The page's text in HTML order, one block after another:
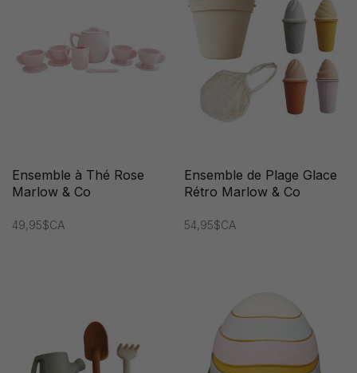
Ensemble à Thé Rose
Marlow & Co
49,95$CA
Ensemble de Plage Glace
Rétro Marlow & Co
54,95$CA